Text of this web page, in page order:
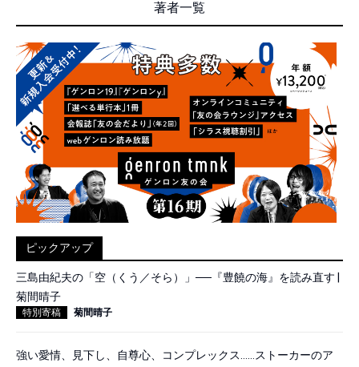
著者一覧
ピックアップ
三島由紀夫の「空（くう／そら）」──『豊饒の海』を読み直す |
菊間晴子
特別寄稿 菊間晴子
強い愛情、見下し、自尊心、コンプレックス……ストーカーのア